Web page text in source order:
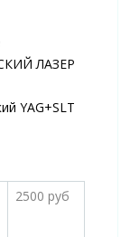
ЛАЗЕР
YAG+SLT
2500 руб